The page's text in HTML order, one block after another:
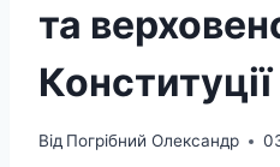
та
Конституції
Від Погрібний Олександр